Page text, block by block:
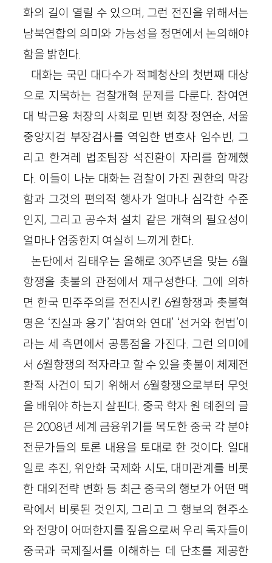
화의 길이 열릴 수 있으며, 그런 전진을 위해서는
남북연합의 의미와 가능성을 정면에서 논의해야
함을 밝힌다.
대화는 국민 대다수가 적폐청산의 첫번째 대상
으로 지목하는 검찰개혁 문제를 다룬다. 참여연
대 박근용 처장의 사회로 민변 회장 정연순, 서울
중앙지검 부장검사를 역임한 변호사 임수빈, 그
리고 한겨레 법조팀장 석진환이 자리를 함께했
다. 이들이 나눈 대화는 검찰이 가진 권한의 막강
함과 그것의 편의적 행사가 얼마나 심각한 수준
인지, 그리고 공수처 설치 같은 개혁의 필요성이
얼마나 엄중한지 여실히 느끼게 한다.
논단에서 김태우는 올해로 30주년을 맞는 6월
항쟁을 촛불의 관점에서 재구성한다. 그에 의하
면 한국 민주주의를 전진시킨 6월항쟁과 촛불혁
명은 ‘진실과 용기’ ‘참여와 연대’ ‘선거와 헌법’이
라는 세 측면에서 공통점을 가진다. 그런 의미에
서 6월항쟁의 적자라고 할 수 있을 촛불이 체제전
환적 사건이 되기 위해서 6월항쟁으로부터 무엇
을 배워야 하는지 살핀다. 중국 학자 원 톄쥔의 글
은 2008년 세계 금융위기를 목도한 중국 각 분야
전문가들의 토론 내용을 토대로 한 것이다. 일대
일로 추진, 위안화 국제화 시도, 대미관계를 비롯
한 대외전략 변화 등 최근 중국의 행보가 어떤 맥
락에서 비롯된 것인지, 그리고 그 행보의 현주소
와 전망이 어떠한지를 짚음으로써 우리 독자들이
중국과 국제질서를 이해하는 데 단초를 제공한